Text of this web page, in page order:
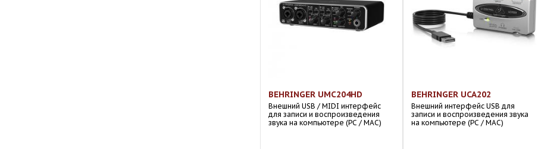
BEHRINGER UMC204HD
Внешний USB / MIDI интерфейс
для записи и воспроизведения
звука на компьютере (PC / MAC)
BEHRINGER UCA202
Внешний интерфейс USB для
записи и воспроизведения звука
на компьютере (PC / MAC)